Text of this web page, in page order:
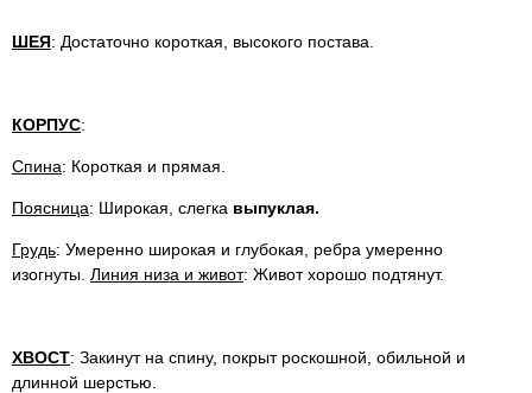
ШЕЯ: Достаточно короткая, высокого постава.
КОРПУС:
Спина: Короткая и прямая.
Поясница: Широкая, слегка выпуклая.
Грудь: Умеренно широкая и глубокая, ребра умеренно
изогнуты. Линия низа и живот: Живот хорошо подтянут.
ХВОСТ: Закинут на спину, покрыт роскошной, обильной и
длинной шерстью.